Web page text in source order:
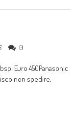
0
Euro 450Panasonic
non spedire,